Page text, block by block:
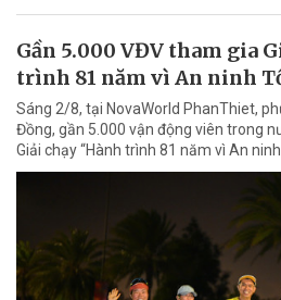
Gần 5.000 VĐV tham gia
trình 81 năm vì An ninh
Sáng 2/8, tại NovaWorld PhanThiet,
Đồng, gần 5.000 vận động viên trong
Giải chạy “Hành trình 81 năm vì An ninh